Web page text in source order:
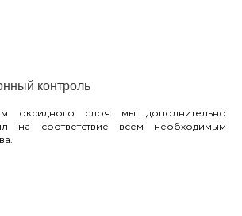
контроль
оксидного слоя мы дополнительно
на соответствие всем необходимым